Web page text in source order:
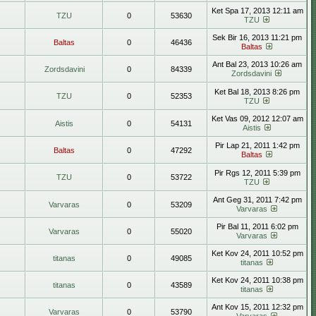
TZU 0 53630
Ket Spa 17, 2013 12:11 am
TZU
Baltas 0 46436
Sek Bir 16, 2013 11:21 pm
Baltas
Zordsdavini 0 84339
Ant Bal 23, 2013 10:26 am
Zordsdavini
TZU 0 52353
Ket Bal 18, 2013 8:26 pm
TZU
Aistis 0 54131
Ket Vas 09, 2012 12:07 am
Aistis
Baltas 0 47292
Pir Lap 21, 2011 1:42 pm
Baltas
TZU 0 53722
Pir Rgs 12, 2011 5:39 pm
TZU
Varvaras 0 53209
Ant Geg 31, 2011 7:42 pm
Varvaras
Varvaras 0 55020
Pir Bal 11, 2011 6:02 pm
Varvaras
titanas 0 49085
Ket Kov 24, 2011 10:52 pm
titanas
titanas 0 43589
Ket Kov 24, 2011 10:38 pm
titanas
Varvaras 0 53790
Ant Kov 15, 2011 12:32 pm